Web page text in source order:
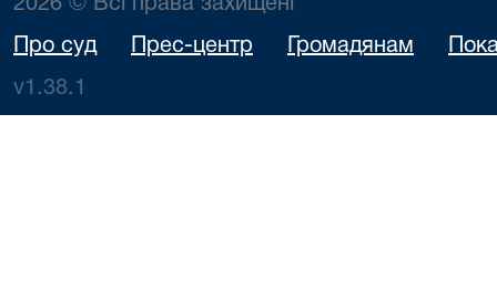
2026 © Всі права захищені
Про суд Прес-центр Громадянам
v1.38.1